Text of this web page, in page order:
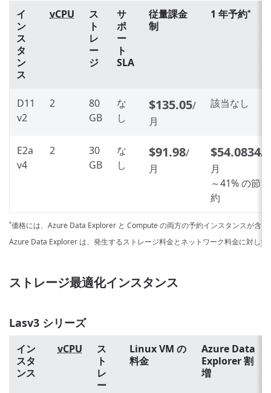
イ
ン
ス
タ
ン
ス
vCPU
ス
ト
レ
ー
ジ
サ
ポ
ー
ト
SLA
従量課金
制
1 年予約*
D11
v2
2
80
GB
な
し
$135.05/
月
該当なし
E2a
v4
2
30
GB
な
し
$91.98/
月
$54.0834/
月
～41% の節
約
*価格には、Azure Data Explorer と Compute の両方の予約インスタンスが含ま
Azure Data Explorer は、発生するストレージ料金とネットワーク料金に対して
ストレージ最適化インスタンス
Lasv3 シリーズ
イン
スタ
ンス
vCPU
ス
ト
レ
ー
Linux VM の
料金
Azure Data
Explorer 割
増